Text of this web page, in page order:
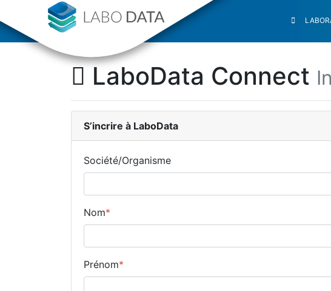
LaboData Connect
S’incrire à LaboData
Société/Organisme
Nom*
Prénom*